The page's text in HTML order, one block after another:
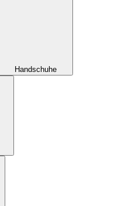
Handschuhe